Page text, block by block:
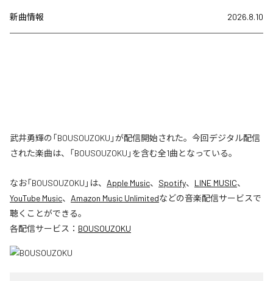
新曲情報 2026.8.10
武井勇輝の「BOUSOUZOKU」が配信開始された。今回デジタル配信
された楽曲は、「BOUSOUZOKU」を含む全1曲となっている。
なお「BOUSOUZOKU 」は、 Apple Music、 Spotify、 LINE MUSIC、
YouTube Music、 Amazon Music Unlimitedなどの音楽配信サービスで
聴くことができる。
各配信サービス： BOUSOUZOKU